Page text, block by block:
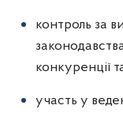
контроль за
конкуренції
участь у